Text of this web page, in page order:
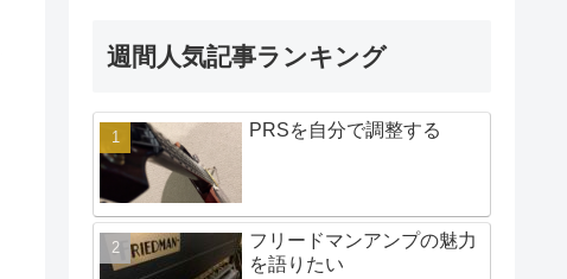
週間人気記事ランキング
PRSを自分で調整する
フリードマンアンプの魅力
を語りたい